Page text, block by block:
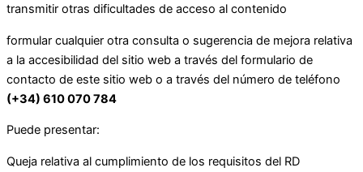
transmitir otras dificultades de acceso al contenido
formular cualquier otra consulta o sugerencia de mejora relativa
a la accesibilidad del sitio web a través del formulario de
contacto de este sitio web o a través del número de teléfono
(+34) 610 070 784
Puede presentar:
Queja relativa al cumplimiento de los requisitos del RD